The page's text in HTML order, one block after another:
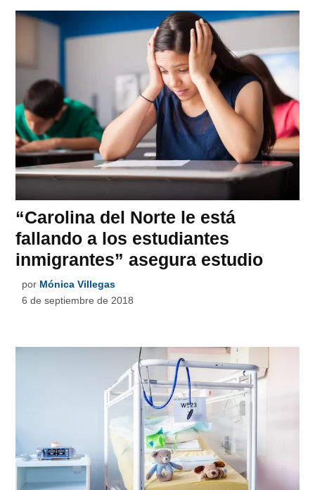
“Carolina del Norte le está
fallando a los estudiantes
inmigrantes” asegura estudio
por Mónica Villegas
6 de septiembre de 2018